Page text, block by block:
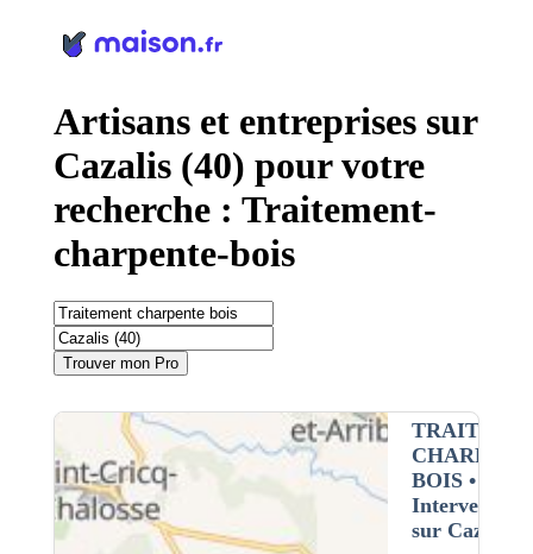
Artisans et entreprises sur
Cazalis (40) pour votre
recherche : Traitement-
charpente-bois
Trouver mon Pro
BOIS•
Intervention
sur Cazalis